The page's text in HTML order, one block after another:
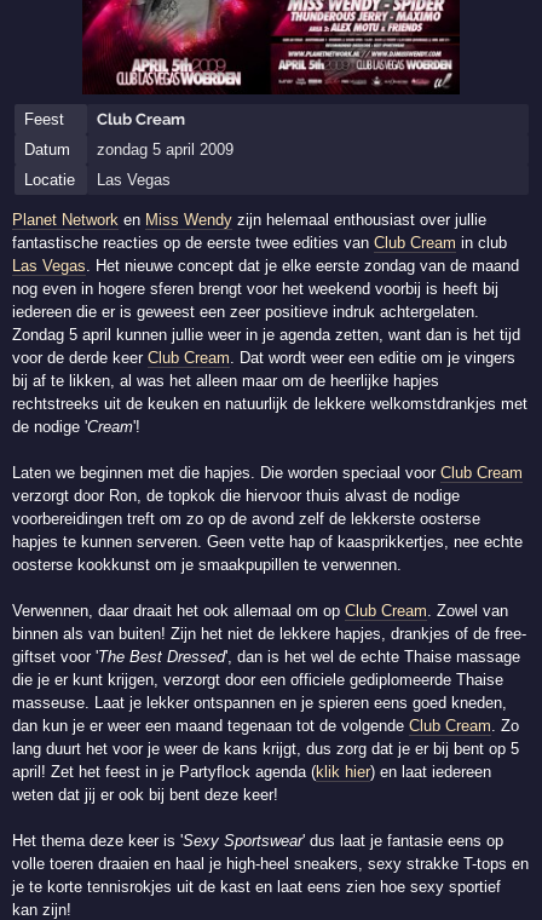
Feest
Club Cream
Datum
zondag 5 april 2009
Locatie
Las Vegas
Planet Network en Miss Wendy zijn helemaal enthousiast over jullie
fantastische reacties op de eerste twee edities vanClub Cream in club
Las Vegas . Het nieuwe concept dat je elke eerste zondag van de maand
nog even in hogere sferen brengt voor het weekend voorbij is heeft bij
iedereen die er is geweest een zeer positieve indruk achtergelaten.
Zondag 5 april kunnen jullie weer in je agenda zetten, want dan is het tijd
voor de derde keerClub Cream . Dat wordt weer een editie om je vingers
bij af te likken, al was het alleen maar om de heerlijke hapjes
rechtstreeks uit de keuken en natuurlijk de lekkere welkomstdrankjes met
de nodige 'Cream'!
Laten we beginnen met die hapjes. Die worden speciaal voorClub Cream
verzorgt door Ron, de topkok die hiervoor thuis alvast de nodige
voorbereidingen treft om zo op de avond zelf de lekkerste oosterse
hapjes te kunnen serveren. Geen vette hap of kaasprikkertjes, nee echte
oosterse kookkunst om je smaakpupillen te verwennen.
Verwennen, daar draait het ook allemaal om opClub Cream . Zowel van
binnen als van buiten! Zijn het niet de lekkere hapjes, drankjes of de free-
giftset voor 'The Best Dressed', dan is het wel de echte Thaise massage
die je er kunt krijgen, verzorgt door een officiele gediplomeerde Thaise
masseuse. Laat je lekker ontspannen en je spieren eens goed kneden,
dan kun je er weer een maand tegenaan tot de volgendeClub Cream . Zo
lang duurt het voor je weer de kans krijgt, dus zorg dat je er bij bent op 5
april! Zet het feest in je Partyflock agenda (klik hier) en laat iedereen
weten dat jij er ook bij bent deze keer!
Het thema deze keer is 'Sexy Sportswear' dus laat je fantasie eens op
volle toeren draaien en haal je high-heel sneakers, sexy strakke T-tops en
je te korte tennisrokjes uit de kast en laat eens zien hoe sexy sportief
kan zijn!